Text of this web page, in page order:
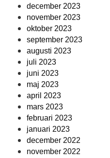
december 2023
november 2023
oktober 2023
september 2023
augusti 2023
juli 2023
juni 2023
maj 2023
april 2023
mars 2023
februari 2023
januari 2023
december 2022
november 2022